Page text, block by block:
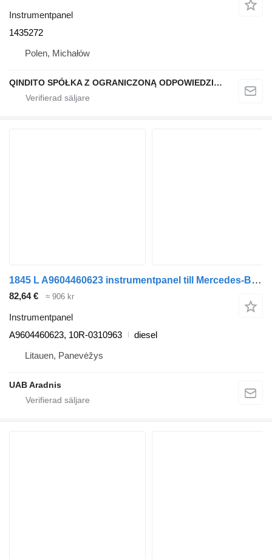
Instrumentpanel
1435272
Polen, Michałów
QINDITO SPÓŁKA Z OGRANICZONĄ ODPOWIEDZIALNOŚCIĄ
1845 L A9604460623 instrumentpanel till Mercedes-Benz ACTROS MP4 lastbil
82,64 € ≈ 906 kr
Instrumentpanel
A9604460623, 10R-0310963
diesel
Litauen, Panevėžys
UAB Aradnis